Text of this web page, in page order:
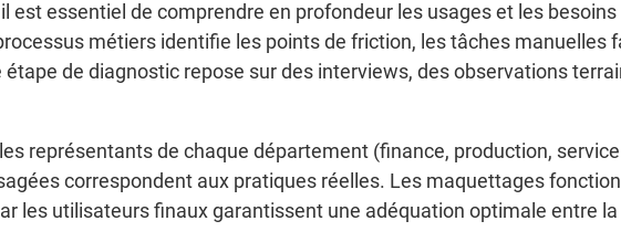
est essentiel de comprendre en profondeur les usages et les besoins
métiers identifie les points de friction, les tâches manuelles
étape de diagnostic repose sur des interviews, des observations
représentants de chaque département (finance, production,
correspondent aux pratiques réelles. Les maquettages
les utilisateurs finaux garantissent une adéquation optimale entre